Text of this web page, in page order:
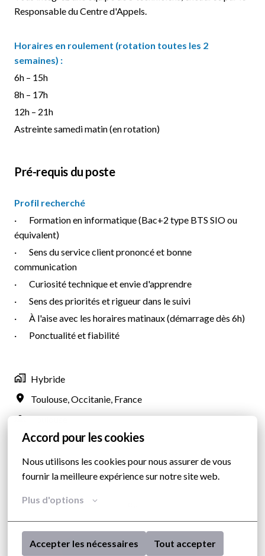
Accord pour les cookies
Nous utilisons les cookies pour nous assurer de vous
fournir la meilleure expérience sur notre site web.
Plus d'options
Accepter les nécessaires Tout accepter
Responsable du Centre d'Appels.
Horaires en roulement (rotation toutes les 2
semaines) :
6h – 15h
8h – 17h
12h – 21h
Astreinte samedi matin (en rotation)
Pré-requis du poste
Profil recherché
· Formation en informatique (Bac+2 type BTS SIO ou
équivalent)
· Sens du service client prononcé et bonne
communication
· Curiosité technique et envie d'apprendre
· Sens des priorités et rigueur dans le suivi
· À l'aise avec les horaires matinaux (démarrage dès 6h)
· Ponctualité et fiabilité
Hybride
Toulouse Occitanie France
Toulouse
Postuler